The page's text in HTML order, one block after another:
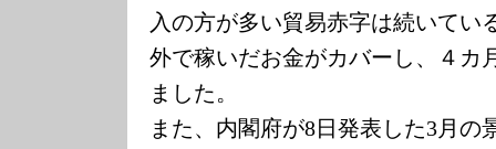
入の方が多い貿易赤字は続いてい
外で稼いだお金がカバーし、４カ
ました。
また、内閣府が8日発表した3月の